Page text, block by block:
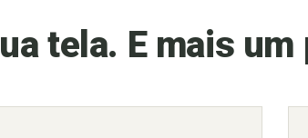
tela. E mais um